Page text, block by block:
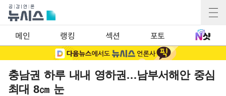
메인 랭킹 섹션 포토
충남권 하루 내내 영하권…남부서해안 중심
최대 8㎝ 눈